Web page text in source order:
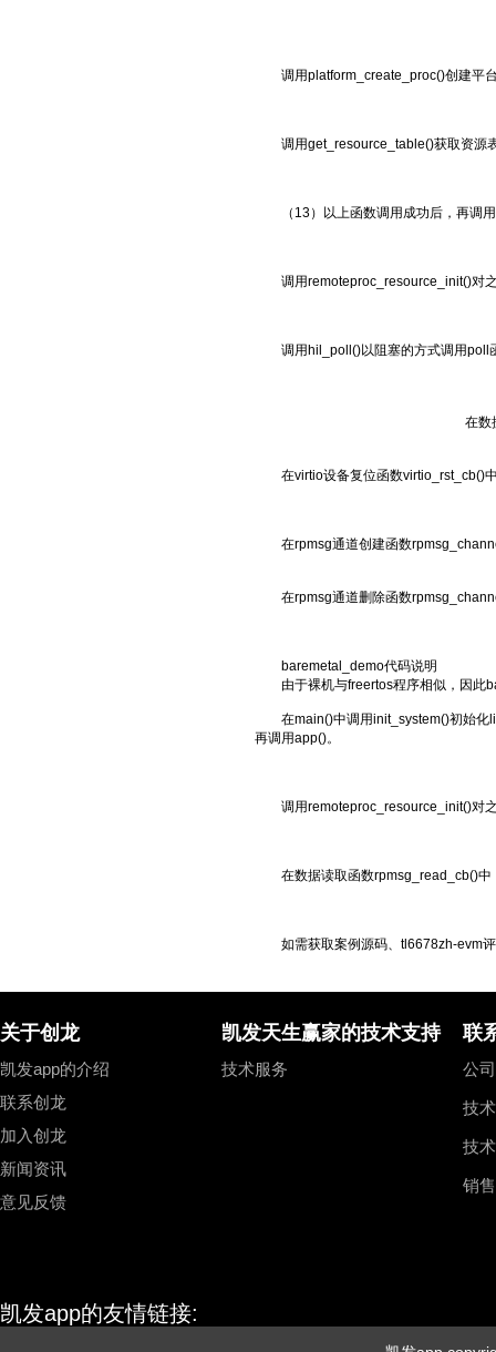
调用platform_create_proc()创建平
调用get_resource_table()获取资源
（13）以上函数调用成功后，再调
调用remoteproc_resource_init()对
调用hil_poll()以阻塞的方式调用poll
在数
在virtio设备复位函数virtio_rst_cb()
在rpmsg通道创建函数
在rpmsg通道删除函数
baremetal_demo代码说明
由于裸机与freertos程序相似，因此
在main()中调用init_system()初始
再调用app()。
调用remoteproc_resource_init()对
在数据读取函数rpmsg_read_cb()
如需获取案例源码、tl6678zh-evm
关于创龙
凯发app的介绍
联系创龙
加入创龙
新闻资讯
意见反馈
凯发天生赢家的技术支持
技术服务
联
公
技
技
销
凯发app的友情链接: